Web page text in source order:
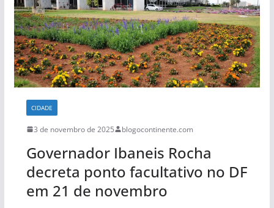
CIDADE
3 de novembro de 2025 blogocontinente.com
Governador Ibaneis Rocha
decreta ponto facultativo no DF
em 21 de novembro